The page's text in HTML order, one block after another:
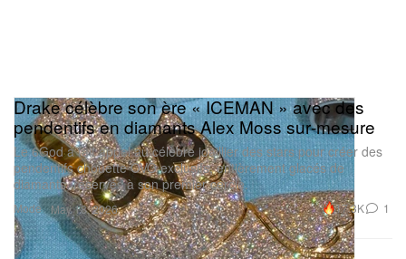
Mode
Drake célèbre son ère « ICEMAN » avec des
pendentifs en diamants Alex Moss sur‑mesure
Le 6God a fait appel au célèbre joaillier des stars pour créer des
pendentifs chouette OVO exclusifs, entièrement glacés de
diamants, réservés à son premier cercle.
May 18, 2026 17.3K 1